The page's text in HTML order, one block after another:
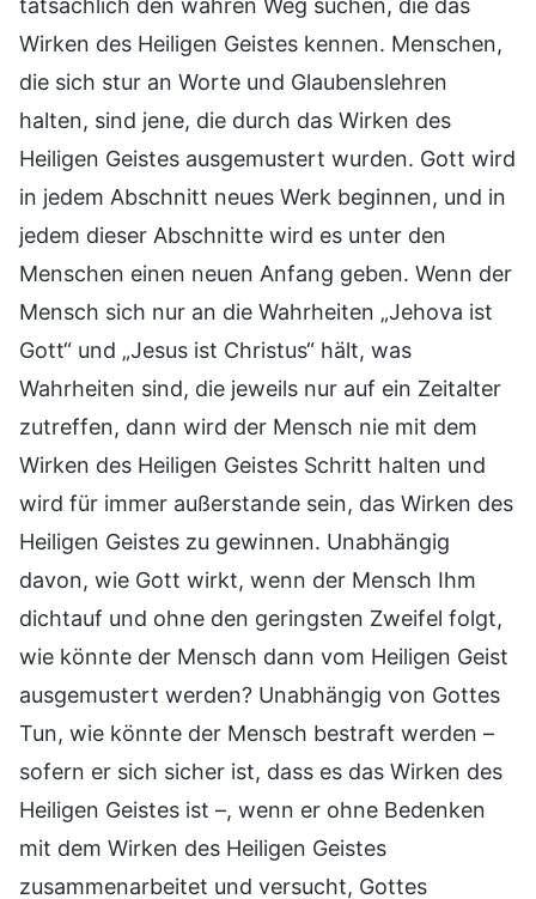
Wirken des Heiligen Geistes kennen. Menschen,
die sich stur an Worte und Glaubenslehren
halten, sind jene, die durch das Wirken des
Heiligen Geistes ausgemustert wurden. Gott wird
in jedem Abschnitt neues Werk beginnen, und in
jedem dieser Abschnitte wird es unter den
Menschen einen neuen Anfang geben. Wenn der
Mensch sich nur an die Wahrheiten „Jehova ist
Gott“ und „Jesus ist Christus“ hält, was
Wahrheiten sind, die jeweils nur auf ein Zeitalter
zutreffen, dann wird der Mensch nie mit dem
Wirken des Heiligen Geistes Schritt halten und
wird für immer außerstande sein, das Wirken des
Heiligen Geistes zu gewinnen. Unabhängig
davon, wie Gott wirkt, wenn der Mensch Ihm
dichtauf und ohne den geringsten Zweifel folgt,
wie könnte der Mensch dann vom Heiligen Geist
ausgemustert werden? Unabhängig von Gottes
Tun, wie könnte der Mensch bestraft werden –
sofern er sich sicher ist, dass es das Wirken des
Heiligen Geistes ist –, wenn er ohne Bedenken
mit dem Wirken des Heiligen Geistes
zusammenarbeitet und versucht, Gottes